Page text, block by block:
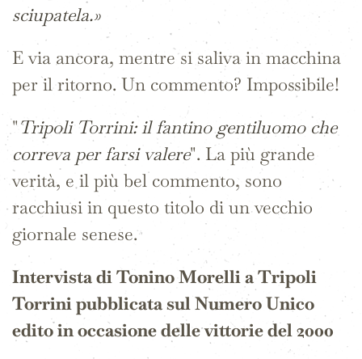
sciupatela.»
E via ancora, mentre si saliva in macchina
per il ritorno. Un commento? Impossibile!
"Tripoli Torrini: il fantino gentiluomo che
correva per farsi valere". La più grande
verità, e il più bel commento, sono
racchiusi in questo titolo di un vecchio
giornale senese.
Intervista di Tonino Morelli a Tripoli
Torrini pubblicata sul Numero Unico
edito in occasione delle vittorie del 2000